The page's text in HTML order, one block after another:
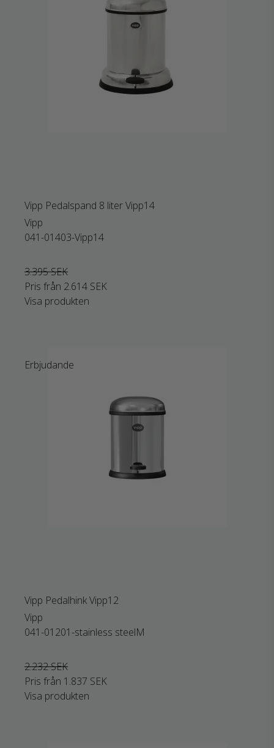
Vipp Pedalspand 8 liter Vipp14
Vipp
041-01403-Vipp14
3.395 SEK
Pris från 2.614 SEK
Visa produkten
Erbjudande
Vipp Pedalhink Vipp12
Vipp
041-01201-stainless steelM
2.232 SEK
Pris från 1.837 SEK
Visa produkten